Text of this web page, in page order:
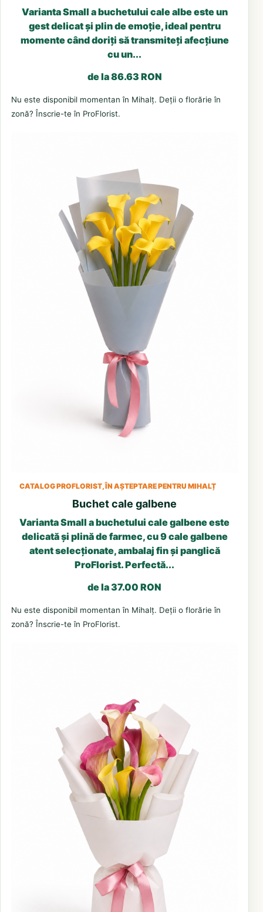
Varianta Small a buchetului cale albe este un
gest delicat și plin de emoție, ideal pentru
momente când doriți să transmiteți afecțiune
cu un...
de la 86.63 RON
Nu este disponibil momentan în Mihalț. Deții o florărie în
zonă? Înscrie-te în ProFlorist.
CATALOG PROFLORIST, ÎN AȘTEPTARE PENTRU MIHALȚ
Buchet cale galbene
Varianta Small a buchetului cale galbene este
delicată și plină de farmec, cu 9 cale galbene
atent selecționate, ambalaj fin și panglică
ProFlorist. Perfectă...
de la 37.00 RON
Nu este disponibil momentan în Mihalț. Deții o florărie în
zonă? Înscrie-te în ProFlorist.